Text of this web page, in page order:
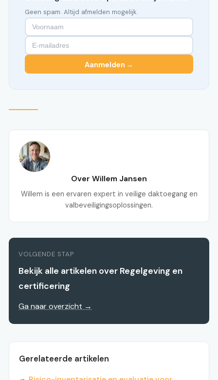
Geen spam. Altijd afmelden mogelijk.
Aanmelden →
Over Willem Jansen
Willem is een ervaren expert in veilige daktoegang en
valbeveiligingsoplossingen.
VOLGENDE STAP
Bekijk alle artikelen over Regelgeving en
certificering
Ga naar overzicht →
Gerelateerde artikelen